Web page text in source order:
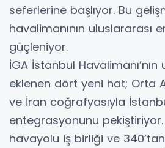
seferlerine başlıyor. Bu
havalimanının uluslararası
güçleniyor.
İGA İstanbul Havalimanı’nın
eklenen dört yeni hat; Orta
ve İran coğrafyasıyla
entegrasyonunu pekiştiriyor.
havayolu iş birliği ve